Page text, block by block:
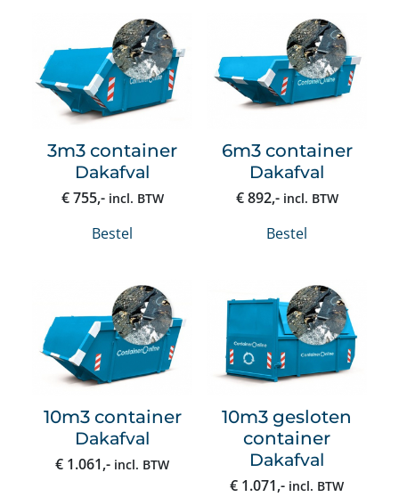
3m3 container
Dakafval
€755,- incl. BTW
Bestel
6m3 container
Dakafval
€892,- incl. BTW
Bestel
10m3 container
Dakafval
€ 1.061,- incl. BTW
10m3 gesloten
container
Dakafval
€ 1.071,- incl. BTW